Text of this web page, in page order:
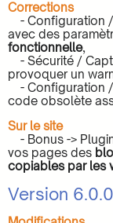
Corrections
- Configuration
avec des
fonctionnelle,
- Sécurité /
provoquer un
- Configuration /
code obsolète
Sur le site
- Bonus ->
vos pages des
copiables par les
Version